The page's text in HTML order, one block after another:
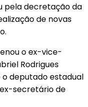
pela decretação da
de novas
o ex-vice-
Rodrigues
o deputado estadual
secretário de